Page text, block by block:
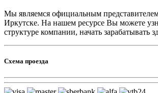
Мы являемся официальным
Иркутске. На нашем ресурсе Вы можете
структуре компании, начать зарабатывать
Схема проезда